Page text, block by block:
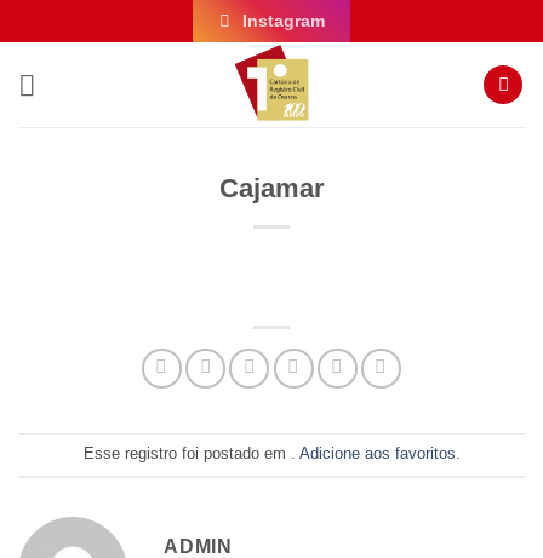
to
content
Instagram
Cajamar
Esse registro foi postado em . Adicione aos favoritos.
ADMIN